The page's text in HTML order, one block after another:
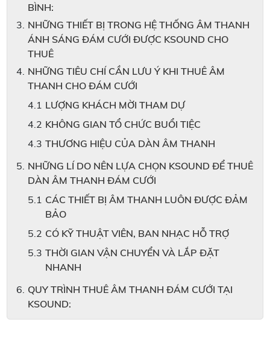
BÌNH:
NHỮNG THIẾT BỊ TRONG HỆ THỐNG ÂM THANH
ÁNH SÁNG ĐÁM CƯỚI ĐƯỢC KSOUND CHO
THUÊ
NHỮNG TIÊU CHÍ CẦN LƯU Ý KHI THUÊ ÂM
THANH CHO ĐÁM CƯỚI
LƯỢNG KHÁCH MỜI THAM DỰ
KHÔNG GIAN TỔ CHỨC BUỔI TIỆC
THƯƠNG HIỆU CỦA DÀN ÂM THANH
NHỮNG LÍ DO NÊN LỰA CHỌN KSOUND ĐỂ THUÊ
DÀN ÂM THANH ĐÁM CƯỚI
CÁC THIẾT BỊ ÂM THANH LUÔN ĐƯỢC ĐẢM
BẢO
CÓ KỸ THUẬT VIÊN, BAN NHẠC HỖ TRỢ
THỜI GIAN VẬN CHUYỂN VÀ LẮP ĐẶT
NHANH
QUY TRÌNH THUÊ ÂM THANH ĐÁM CƯỚI TẠI
KSOUND: